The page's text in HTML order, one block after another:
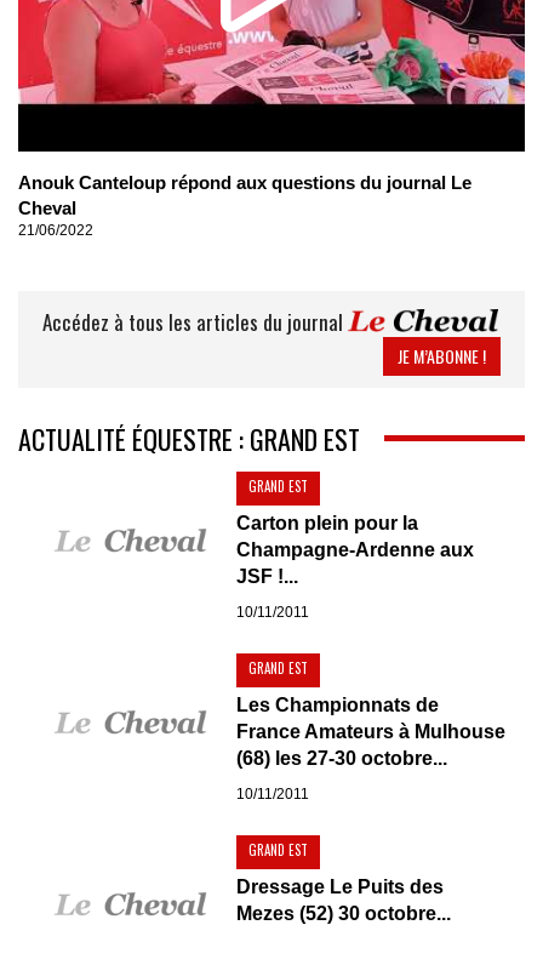
Anouk Canteloup répond aux questions du journal Le
Cheval
21/06/2022
Accédez à tous les articles du journal
JE M’ABONNE !
ACTUALITÉ ÉQUESTRE : GRAND EST
GRAND EST
Carton plein pour la
Champagne-Ardenne aux
JSF !...
10/11/2011
GRAND EST
Les Championnats de
France Amateurs à Mulhouse
(68) les 27-30 octobre...
10/11/2011
GRAND EST
Dressage Le Puits des
Mezes (52) 30 octobre...